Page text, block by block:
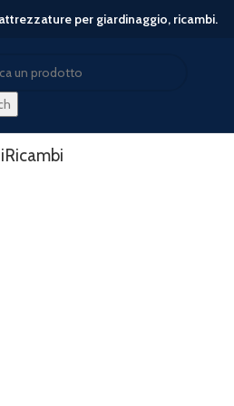
per giardinaggio, ricambi.
Ricambi
looking for.